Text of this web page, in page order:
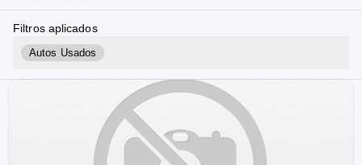
Filtros aplicados
Autos Usados